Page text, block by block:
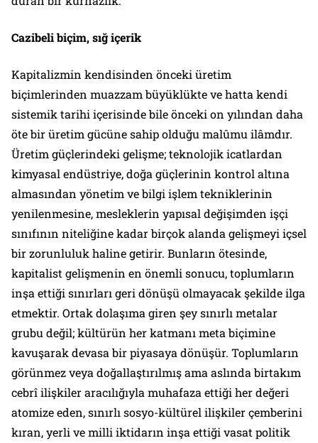
Cazibeli biçim, sığ içerik
Kapitalizmin kendisinden önceki üretim
biçimlerinden muazzam büyüklükte ve hatta kendi
sistemik tarihi içerisinde bile önceki on yılından daha
öte bir üretim gücüne sahip olduğu malûmu ilâmdır.
Üretim güçlerindeki gelişme; teknolojik icatlardan
kimyasal endüstriye, doğa güçlerinin kontrol altına
almasından yönetim ve bilgi işlem tekniklerinin
yenilenmesine, mesleklerin yapısal değişimden işçi
sınıfının niteliğine kadar birçok alanda gelişmeyi içsel
bir zorunluluk haline getirir. Bunların ötesinde,
kapitalist gelişmenin en önemli sonucu, toplumların
inşa ettiği sınırları geri dönüşü olmayacak şekilde ilga
etmektir. Ortak dolaşıma giren şey sınırlı metalar
grubu değil; kültürün her katmanı meta biçimine
kavuşarak devasa bir piyasaya dönüşür. Toplumların
görünmez veya doğallaştırılmış ama aslında birtakım
cebrî ilişkiler aracılığıyla muhafaza ettiği her değeri
atomize eden, sınırlı sosyo-kültürel ilişkiler çemberini
kıran, yerli ve milli iktidarın inşa ettiği vasat politik